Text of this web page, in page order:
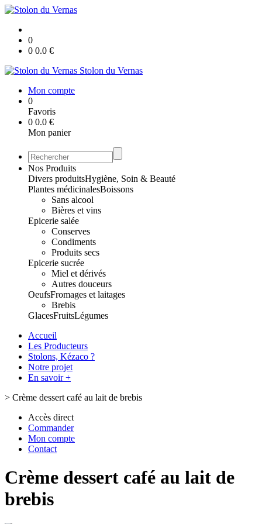
0
0 0.0 €
Stolon du Vernas
Mon compte
0
Favoris
0 0.0 €
Mon panier
Nos Produits
Divers produitsHygiène, Soin & Beauté
Plantes médicinalesBoissons
Sans alcool
Bières et vins
Epicerie salée
Conserves
Condiments
Produits secs
Epicerie sucrée
Miel et dérivés
Autres douceurs
OeufsFromages et laitages
Brebis
GlacesFruitsLégumes
Accueil
Les Producteurs
Stolons, Kézaco ?
Notre projet
En savoir +
> Crème dessert café au lait de brebis
Accès direct
Commander
Mon compte
Contact
Crème dessert café au lait de
brebis